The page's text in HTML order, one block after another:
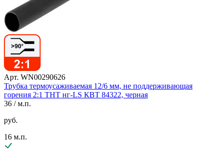
Арт. WN00290626
Трубка термоусаживаемая 12/6 мм, не поддерживающая
горения 2:1 ТНТ нг-LS КВТ 84322, черная
36 / м.п.
руб.
16 м.п.